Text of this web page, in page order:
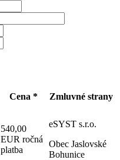
Cena * Zmluvné strany
540,00
EUR ročná
platba
eSYST s.r.o.
Obec Jaslovské
Bohunice